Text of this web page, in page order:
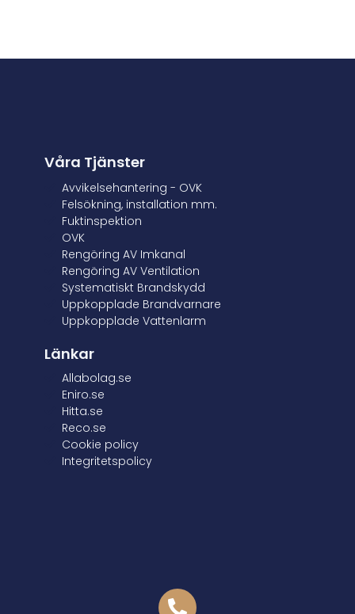
Våra Tjänster
Avvikelsehantering - OVK
Felsökning, installation mm.
Fuktinspektion
OVK
Rengöring AV Imkanal
Rengöring AV Ventilation
Systematiskt Brandskydd
Uppkopplade Brandvarnare
Uppkopplade Vattenlarm
Länkar
Allabolag.se
Eniro.se
Hitta.se
Reco.se
Cookie policy
Integritetspolicy